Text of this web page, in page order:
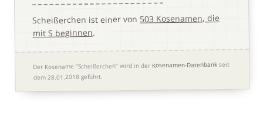
Scheißerchen ist einer von 503 Kosenamen, die
mit S beginnen.
Der Kosename "Scheißerchen" wird in der Kosenamen-Datenbank seit
dem 28.01.2018 geführt.